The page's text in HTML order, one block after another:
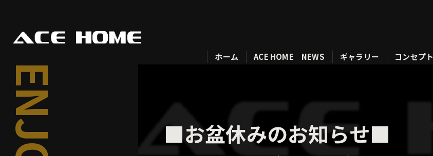
ホーム ACE HOME NEWS ギャラリー コンセプト
■お盆休みのお知らせ■